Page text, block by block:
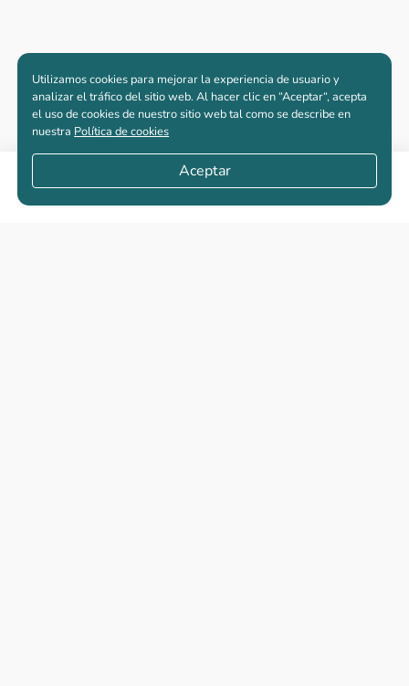
Compartir
Apartamentos nuevos
Utilizamos cookies para mejorar la experiencia de usuario y
analizar el tráfico del sitio web. Al hacer clic en “Aceptar“, acepta
el uso de cookies de nuestro sitio web tal como se describe en
nuestra Política de cookies
Aceptar